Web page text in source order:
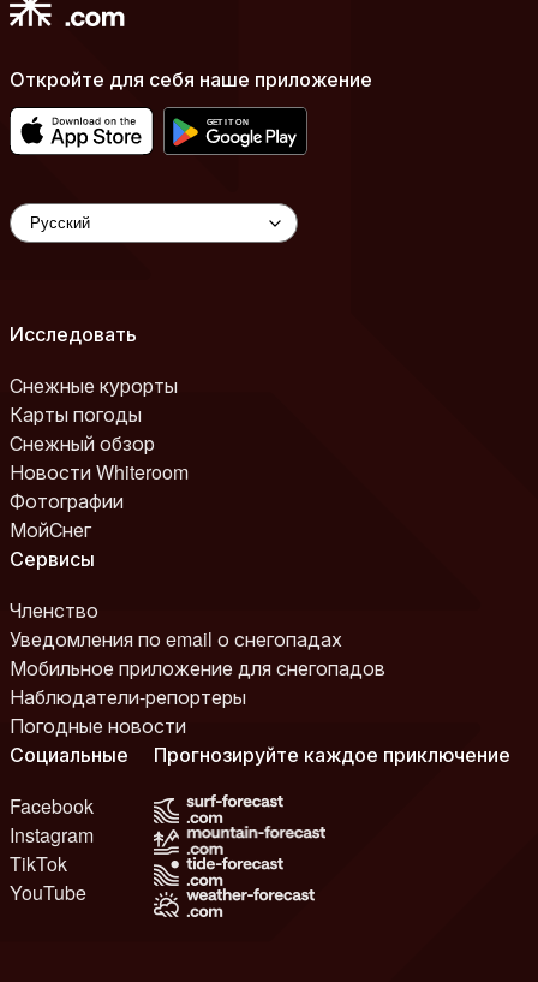
Откройте для себя наше приложение
Исследовать
Снежные курорты
Карты погоды
Снежный обзор
Новости Whiteroom
Фотографии
МойСнег
Сервисы
Членство
Уведомления по email о снегопадах
Мобильное приложение для снегопадов
Наблюдатели-репортеры
Погодные новости
Социальные
Facebook
Instagram
TikTok
YouTube
Прогнозируйте каждое приключение